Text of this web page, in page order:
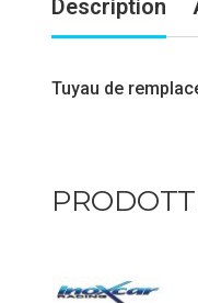
Description
Tuyau de